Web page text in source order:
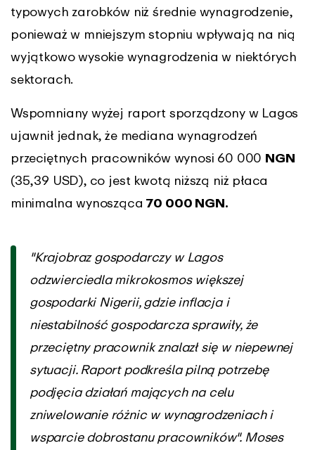
typowych zarobków niż średnie wynagrodzenie,
ponieważ w mniejszym stopniu wpływają na nią
wyjątkowo wysokie wynagrodzenia w niektórych
sektorach.
Wspomniany wyżej raport sporządzony w Lagos
ujawnił jednak, że mediana wynagrodzeń
przeciętnych pracowników wynosi 60 000 NGN
(35,39 USD), co jest kwotą niższą niż płaca
minimalna wynosząca70 000 NGN.
"Krajobraz gospodarczy w Lagos
odzwierciedla mikrokosmos większej
gospodarki Nigerii, gdzie inflacja i
niestabilność gospodarcza sprawiły, że
przeciętny pracownik znalazł się w niepewnej
sytuacji. Raport podkreśla pilną potrzebę
podjęcia działań mających na celu
zniwelowanie różnic w wynagrodzeniach i
wsparcie dobrostanu pracowników". Moses